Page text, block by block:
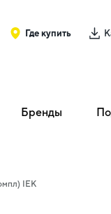
Где купить
Бренды
IEK